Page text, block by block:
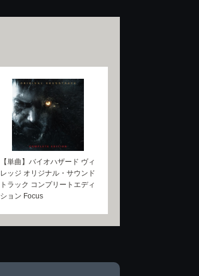
【単曲】バイオハザード ヴィ
レッジ オリジナル・サウンド
トラック コンプリートエディ
ション Focus